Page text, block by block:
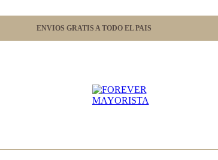
ENVIOS GRATIS A TODO EL PAIS